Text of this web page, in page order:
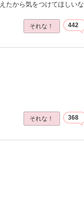
たから気をつけてほしいな
それな！ 442
それな！ 368